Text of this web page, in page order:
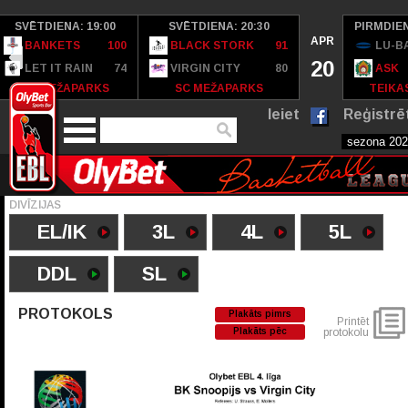
SVĒTDIENA: 19:00
BANKETS
100
LET IT RAIN
74
SC MEŽAPARKS
SVĒTDIENA: 20:30
BLACK STORK
91
VIRGIN CITY
80
SC MEŽAPARKS
APR
20
LU-
ASK
Ieiet
DIVĪZIJAS
EL/IK 3L 4L
5L
DDL
SL
PROTOKOLS
Plakāts pimrs
Plakāts pēc
Printēt
protokolu